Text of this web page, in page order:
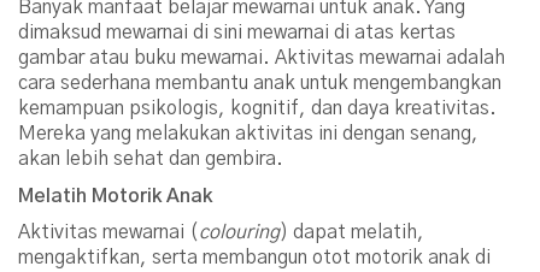
Banyak manfaat belajar mewarnai untuk anak. Yang
dimaksud mewarnai di sini mewarnai di atas kertas
gambar atau buku mewarnai. Aktivitas mewarnai adalah
cara sederhana membantu anak untuk mengembangkan
kemampuan psikologis, kognitif, dan daya kreativitas.
Mereka yang melakukan aktivitas ini dengan senang,
akan lebih sehat dan gembira.
Melatih Motorik Anak
Aktivitas mewarnai ( colouring) dapat melatih,
mengaktifkan, serta membangun otot motorik anak di